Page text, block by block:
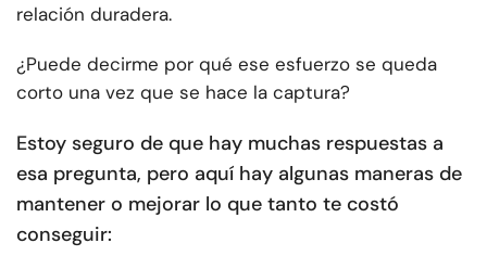
relación duradera.
¿Puede decirme por qué ese esfuerzo se queda
corto una vez que se hace la captura?
Estoy seguro de que hay muchas respuestas a
esa pregunta, pero aquí hay algunas maneras de
mantener o mejorar lo que tanto te costó
conseguir: